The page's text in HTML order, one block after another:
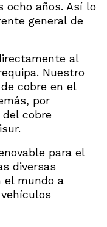
ocho años. Así lo
general de
al
Nuestro
cobre en el
por
del cobre
para el
diversas
el mundo a